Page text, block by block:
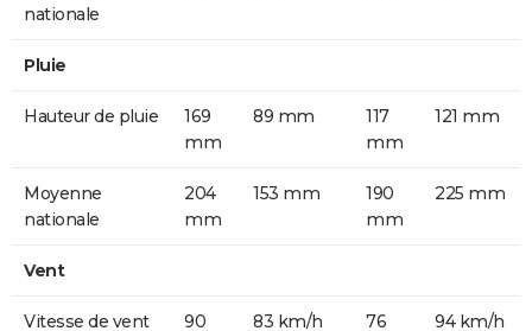
nationale
Pluie
Hauteur de pluie
169
mm
89 mm
117
mm
121 mm
Moyenne
nationale
204
mm
153 mm
190
mm
225 mm
Vent
Vitesse de vent
90
83 km/h
76
94 km/h